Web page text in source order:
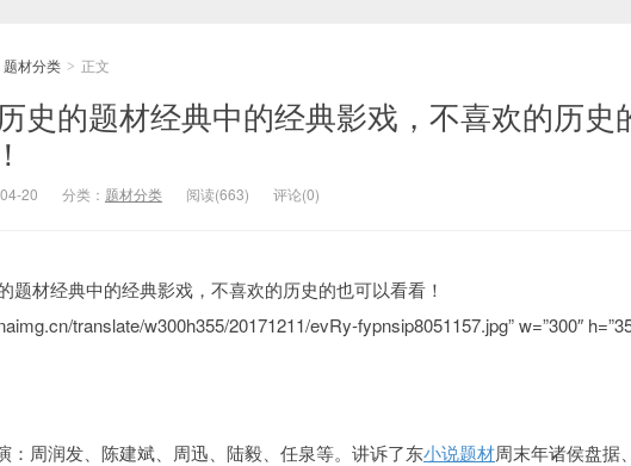
题材分类 > 正文
史的题材经典中的经典影戏，不喜欢的历史
20 分类： 题材分类 阅读(663) 评论(0)
translate/w300h355/20171211/evRy-fypnsip8051157.jpg” w=”300″
：周润发、陈建斌、周迅、陆毅、任泉等。讲诉了东小说题材周末年诸侯盘据